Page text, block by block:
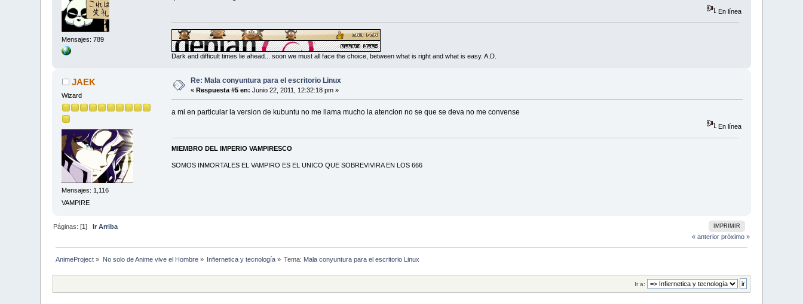
Mensajes: 789
En línea
Dark and difficult times lie ahead... soon we must all face the choice, between what is right and what is easy. A.D.
JAEK
Wizard
Mensajes: 1,116
VAMPIRE
Re: Mala conyuntura para el escritorio Linux
«Respuesta #5 en: Junio 22, 2011, 12:32:18 pm »
a mi en particular la version de kubuntu no me llama mucho la atencion no se que se deva no me convense
En línea
MIEMBRO DEL IMPERIO VAMPIRESCO
SOMOS INMORTALES EL VAMPIRO ES EL UNICO QUE SOBREVIVIRA EN LOS 666
IMPRIMIR
Páginas: [1]Ir Arriba
« anterior próximo »
AnimeProject » No solo de Anime vive el Hombre» Infiernetica y tecnología » Tema: Mala conyuntura para el escritorio Linux
Ir a: